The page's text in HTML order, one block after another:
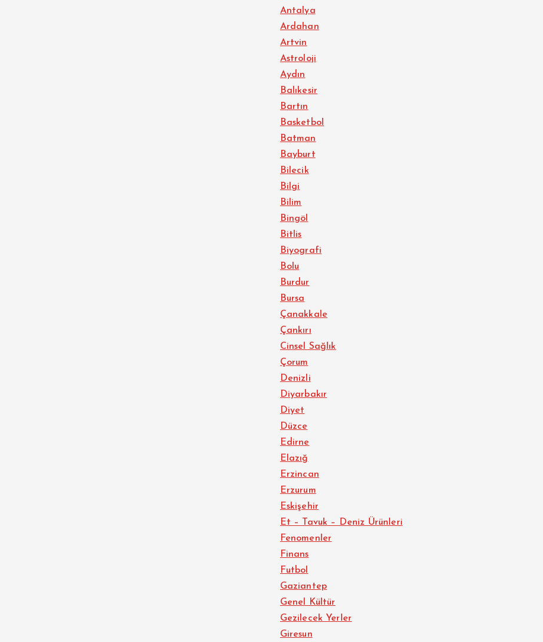
Antalya
Ardahan
Artvin
Astroloji
Aydın
Balıkesir
Bartın
Basketbol
Batman
Bayburt
Bilecik
Bilgi
Bilim
Bingöl
Bitlis
Biyografi
Bolu
Burdur
Bursa
Çanakkale
Çankırı
Cinsel Sağlık
Çorum
Denizli
Diyarbakır
Diyet
Düzce
Edirne
Elazığ
Erzincan
Erzurum
Eskişehir
Et – Tavuk – Deniz Ürünleri
Fenomenler
Finans
Futbol
Gaziantep
Genel Kültür
Gezilecek Yerler
Giresun